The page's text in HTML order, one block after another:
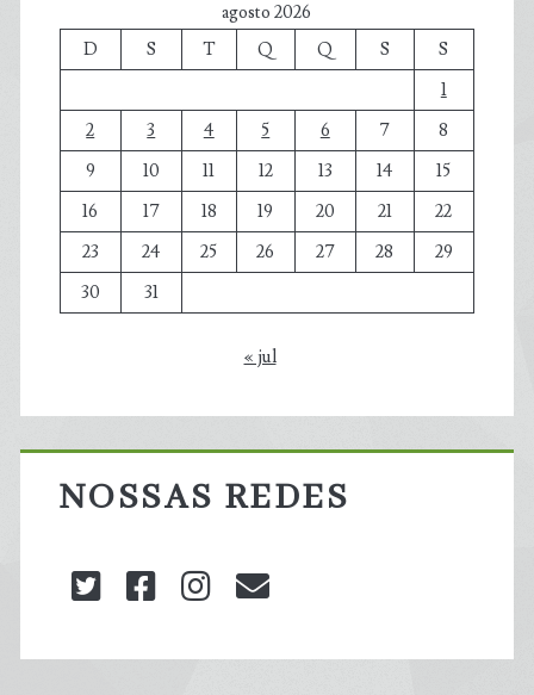
agosto 2026
D
S T Q Q S
S
1
2
3 4 5 6 7
8
9
10 11 12 13 14
15
16
17 18 19 20 21
22
23
24 25 26 27 28
29
30
31
« jul
NOSSAS REDES
twitterfacebookinstagram